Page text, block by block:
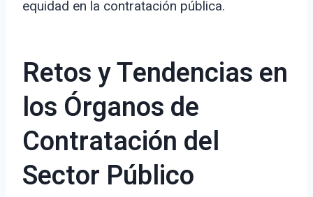
equidad en la contratación pública.
Retos y Tendencias en
los Órganos de
Contratación del
Sector Público